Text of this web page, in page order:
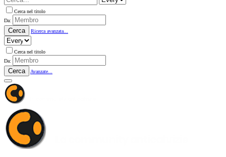
Cerca nel titolo
Da:
Cerca Ricerca avanzata...
Cerca nel titolo
Da:
Cerca Avanzate...